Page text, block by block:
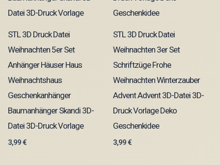
STL 3D Druck Datei
Weihnachten 5er Set
Anhänger Häuser Haus
Weihnachtshaus
Geschenkanhänger
Baumanhänger Skandi 3D-
Datei 3D-Druck Vorlage
3,99€
STL 3D Druck Datei
Weihnachten 3er Set
Schriftzüge Frohe
Weihnachten Winterzauber
Advent Advent 3D-Datei 3D-
Druck Vorlage Deko
Geschenkidee
3,99€